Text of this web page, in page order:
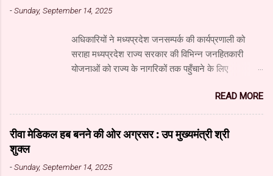
-Sunday, September 14, 2025
अधिकारियों ने मध्यप्रदेश जनसम्पर्क की कार्यप्रणाली को
सराहा मध्यप्रदेश राज्य सरकार की विभिन्न जनहितकारी
योजनाओं को राज्य के नागरिकों तक पहुँचाने के लिए
उपयोग कर रहा है। यहाँ पारंपरिक माध्यमों के साथ नवीनतम
डिजिटल और सोशल मीडिया का भी प्रभावी ढंग से उपयोग
किया जा रहा है। महाराष्ट्र सरकार के सूचना और जनसंपर्क
महानिदेशालय के वरिष्ठ अधिकारियों के अध्ययन दल ने
विभाग एवं माध्यम संस्थान के कार्यों की विस्तृत जानकारी प्राप्त
READ MORE
रीवा मेडिकल हब बनने की ओर अग्रसर : उप मुख्यमंत्री श्री
शुक्ल
-Sunday, September 14, 2025